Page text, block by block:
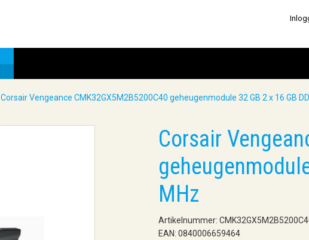
Corsair Vengeance CMK32GX5M2B5200C40 geheugenmodule 32 GB 2 x 16 GB
Corsair
MHz
Artikelnummer:
EAN: 0840006659464